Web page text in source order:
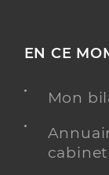
EN CE
Mon